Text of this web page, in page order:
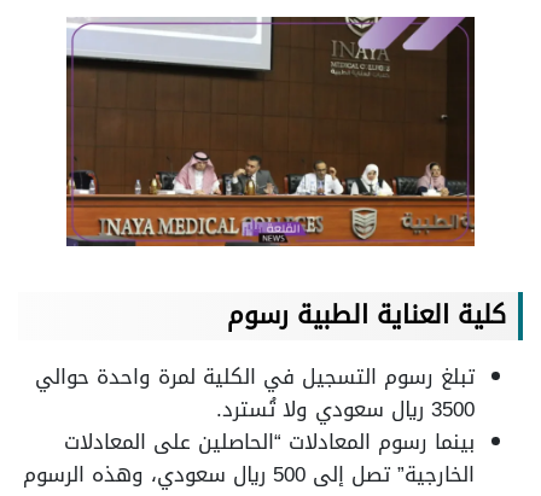
كلية العناية الطبية رسوم
تبلغ رسوم التسجيل في الكلية لمرة واحدة حوالي
3500 ريال سعودي ولا تُسترد.
بينما رسوم المعادلات “الحاصلين على المعادلات
الخارجية” تصل إلى 500 ريال سعودي، وهذه الرسوم